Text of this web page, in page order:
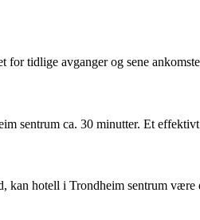
for tidlige avganger og sene
sentrum ca. 30 minutter. Et
kan hotell i Trondheim sentrum